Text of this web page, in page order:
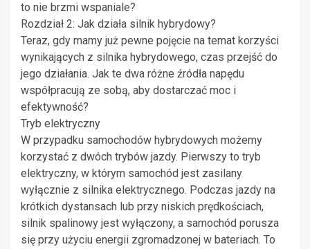
to nie brzmi wspaniale?
Rozdział 2: Jak działa silnik hybrydowy?
Teraz, gdy mamy już pewne pojęcie na temat korzyści
wynikających z silnika hybrydowego, czas przejść do
jego działania. Jak te dwa różne źródła napędu
współpracują ze sobą, aby dostarczać moc i
efektywność?
Tryb elektryczny
W przypadku samochodów hybrydowych możemy
korzystać z dwóch trybów jazdy. Pierwszy to tryb
elektryczny, w którym samochód jest zasilany
wyłącznie z silnika elektrycznego. Podczas jazdy na
krótkich dystansach lub przy niskich prędkościach,
silnik spalinowy jest wyłączony, a samochód porusza
się przy użyciu energii zgromadzonej w bateriach. To